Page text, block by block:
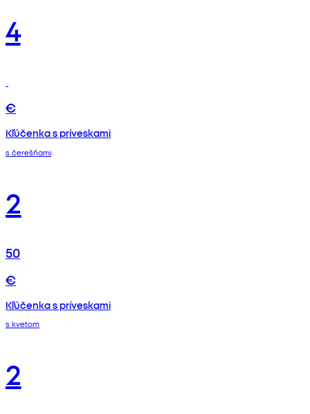
4
€
Kľúčenka s príveskami
s čerešňami
2
50
€
Kľúčenka s príveskami
s kvetom
2